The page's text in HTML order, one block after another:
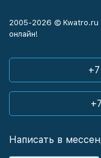
2005-2026 © Kwatro.ru
онлайн!
Написать в